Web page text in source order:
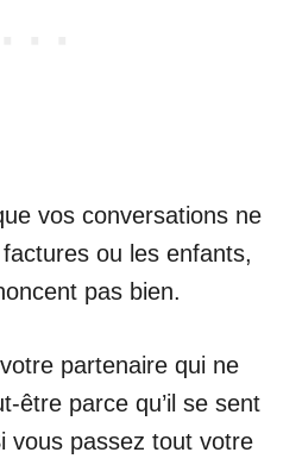
vos conversations ne
ou les enfants,
pas bien.
partenaire qui ne
être parce qu’il se sent
vous passez tout votre